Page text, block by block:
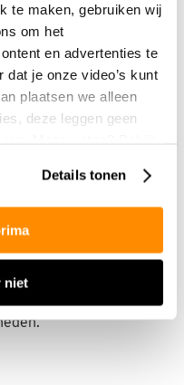
te maken, gebruiken wij
om het
en advertenties te
dat je onze video’s kunt
plaatsen we alleen
deze leggen geen
Details tonen
niet
Zo kun je
op onze
en tijdens
een eigen
kan worden
media kanalen.
bedrijf in actie te
of om bij te dragen
met Marian van
via